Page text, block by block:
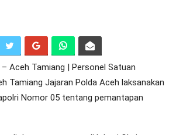
– Aceh Tamiang | Personel Satuan
Tamiang Jajaran Polda Aceh laksanakan
Nomor 05 tentang pemantapan